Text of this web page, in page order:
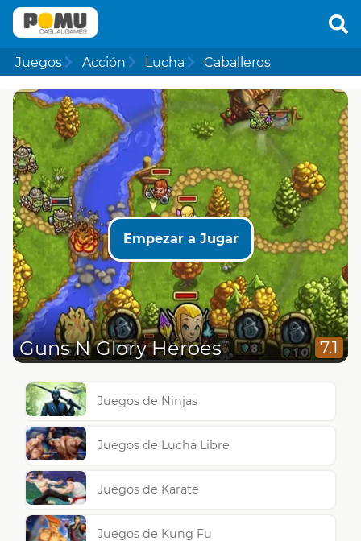
Juegos Acción Lucha Caballeros
Empezar a Jugar
Guns N Glory Heroes 7.1
Juegos de Ninjas
Juegos de Lucha Libre
Juegos de Karate
Juegos de Kung Fu